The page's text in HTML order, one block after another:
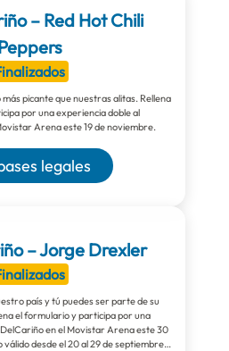
– Red Hot Chili
picante que nuestras alitas. Rellena
por una experiencia doble al
Arena este 19 de noviembre.
legales
– Jorge Drexler
país y tú puedes ser parte de su
el formulario y participa por una
en el Movistar Arena este 30
desde el 20 al 29 de septiembre